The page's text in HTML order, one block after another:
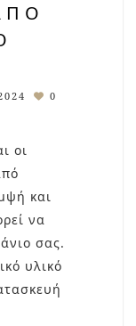
0
οι
και
να
σας.
υλικό